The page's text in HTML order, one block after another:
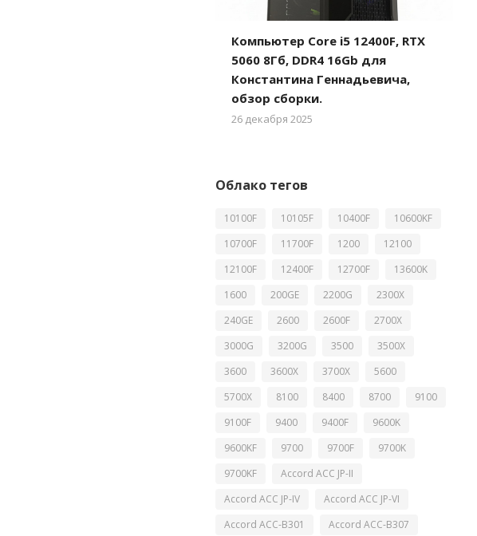
Компьютер Core i5 12400F, RTX
5060 8Гб, DDR4 16Gb для
Константина Геннадьевича,
обзор сборки.
26 декабря 2025
Облако тегов
10100F 10105F 10400F
10600KF
10700F
11700F 1200
12100
12100F
12400F 12700F
13600K
1600
200GE 2200G
2300X
240GE
2600 2600F
2700X
3000G
3200G 3500
3500X
3600
3600X 3700X
5600
5700X
8100 8400 8700
9100
9100F
9400 9400F
9600K
9600KF
9700 9700F
9700K
9700KF
Accord ACC JP-II
Accord ACC JP-IV
Accord ACC JP-VI
Accord ACC-B301
Accord ACC-B307